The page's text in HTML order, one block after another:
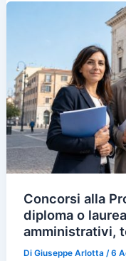
Concorsi alla
diploma o
amministrativi,
DiGiuseppe Arlotta/6